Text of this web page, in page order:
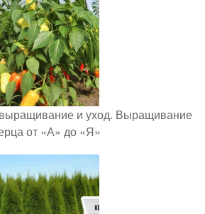
и уход. Выращивание
от «А» до «Я»